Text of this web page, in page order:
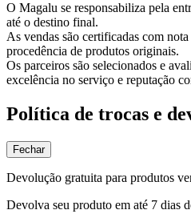
O Magalu se responsabiliza pela
até o destino final.
As vendas são certificadas com
procedência de produtos originais.
Os parceiros são selecionados e
excelência no serviço e reputação
Política de trocas e
Fechar
Devolução gratuita para produtos
Devolva seu produto em até 7 dias